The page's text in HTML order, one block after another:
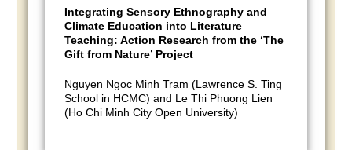
Integrating Sensory Ethnography and
Climate Education into Literature
Teaching: Action Research from the ‘The
Gift from Nature’ Project
Nguyen Ngoc Minh Tram (Lawrence S. Ting
School in HCMC) and Le Thi Phuong Lien
(Ho Chi Minh City Open University)